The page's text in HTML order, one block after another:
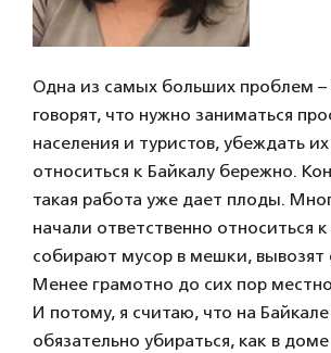
Одна из самых больших проблем
говорят, что нужно заниматься
населения и туристов, убеждать
относиться к Байкалу бережно.
такая работа уже дает плоды.
начали ответственно относиться
собирают мусор в мешки, вывозят
Менее грамотно до сих пор
И потому, я считаю, что на
обязательно убираться, как в